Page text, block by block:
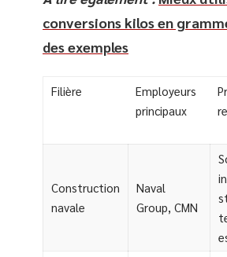
conversions kilos en
des exemples
Filière
Employeurs
principaux
Construction
navale
Naval
Group, CMN